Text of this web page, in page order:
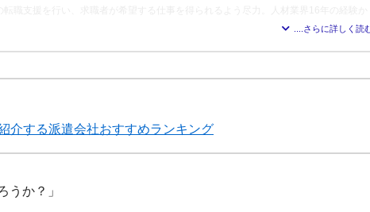
とした情報が得られれば得られるほど、理想の職場を見つけられる」と確信し、多く
介する派遣会社おすすめランキング
うか？」